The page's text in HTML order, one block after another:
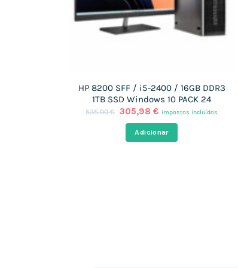
HP 8200 SFF / i5-2400 / 16GB DDR3
1TB SSD Windows 10 PACK 24
535,00€ O
original
era:
305,98 €O
preço
atual
é:
impostos incluídos
Adicionar